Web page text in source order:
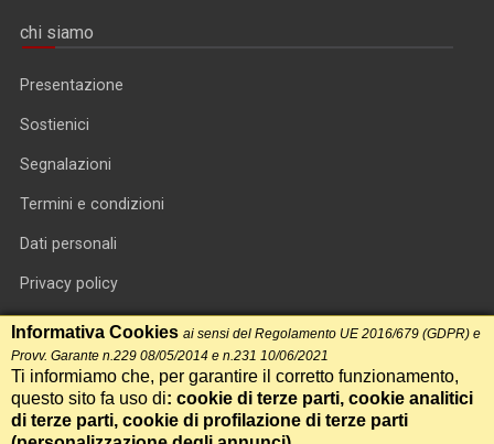
chi siamo
Presentazione
Sostienici
Segnalazioni
Termini e condizioni
Dati personali
Privacy policy
Informativa cookie
RSS feed
RSS Top News
Informativa Cookies ai sensi del Regolamento UE 2016/679 (GDPR) e
Provv. Garante n.229 08/05/2014 e n.231 10/06/2021
Ti informiamo che, per garantire il corretto funzionamento,
questo sito fa uso di: cookie di terze parti, cookie analitici
di terze parti, cookie di profilazione di terze parti